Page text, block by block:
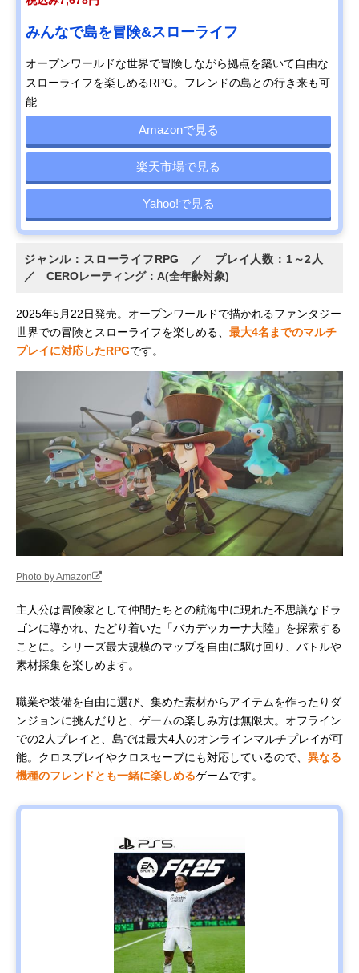
みんなで島を冒険&スローライフ
オープンワールドな世界で冒険しながら拠点を築いて自由な
スローライフを楽しめるRPG。フレンドの島との行き来も可
能
Amazonで見る
楽天市場で見る
Yahoo!で見る
ジャンル：スローライフRPG ／ プレイ人数：1～2人
／ CEROレーティング：A(全年齢対象)
2025年5月22日発売。オープンワールドで描かれるファンタジー
世界での冒険とスローライフを楽しめる、 最大4名までのマルチ
プレイに対応したRPGです。
Photo by Amazon
主人公は冒険家として仲間たちとの航海中に現れた不思議なドラ
ゴンに導かれ、たどり着いた「バカデッカーナ大陸」を探索する
ことに。シリーズ最大規模のマップを自由に駆け回り、バトルや
素材採集を楽しめます。
職業や装備を自由に選び、集めた素材からアイテムを作ったりダ
ンジョンに挑んだりと、ゲームの楽しみ方は無限大。オフライン
での2人プレイと、島では最大4人のオンラインマルチプレイが可
能。クロスプレイやクロスセーブにも対応しているので、 異なる
機種のフレンドとも一緒に楽しめるゲームです。